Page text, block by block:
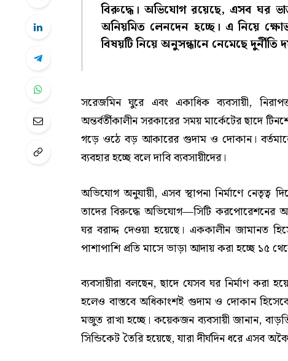
বিরুদ্ধে। অভিযোগ রয়েছে, এসব ঘর
অনিয়মিত লেনদেন হচ্ছে। এ নিয়ে
বিষয়টি নিয়ে অনুসন্ধানে নেমেছে
সরেজমিন ঘুরে এবং একাধিক ব্যবসায়ী,
অন্তর্বর্তীকালীন সরকারের সময় মার্কেটের ছাদে
গড়ে ওঠে বড় আকারের গুদাম ও দোকান।
ব্যবহার হচ্ছে বলে দাবি ব্যবসায়ীদের।
অভিযোগ অনুযায়ী, এসব স্থাপনা নির্মাণে নেতৃত্ব
তাদের বিরুদ্ধে অভিযোগ—সিটি করপোরেশনের
ঘর বরাদ্দ দেওয়া হয়েছে। এককালীন জামানত
পাশাপাশি প্রতি মাসে ভাড়া আদায় করা হচ্ছে ১৫
ব্যবসায়ীরা বলছেন, ছাদে যেসব ঘর নির্মাণ করা
হলেও বাস্তবে অধিকাংশই গুদাম ও দোকান
মজুত রাখা হচ্ছে। কয়েকজন ব্যবসায়ী জানান,
সিন্ডিকেট তৈরি হয়েছে, যারা দীর্ঘদিন ধরে এসব